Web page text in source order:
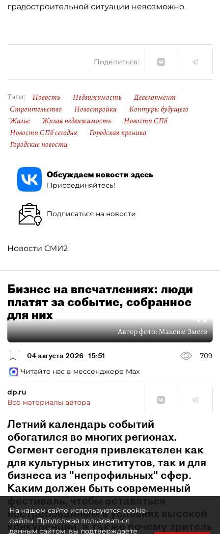
градостроительной ситуации невозможно.
Поделиться:
Тэги: Новость Недвижимость
Девелопмент
Строительство
Новостройки
Контуры будущего
Жилье
Жилая недвижимость
Новости СПб
Новости СПб сегодня
Городская хроника
Городские новости
Обсуждаем новости здесь
Присоединяйтесь!
Подписаться на новости
Новости СМИ2
Бизнес на впечатлениях: люди
платят за событие, собранное
для них
Автор фото:Максим Змеев
04 августа 2026 15:51
709
Читайте нас в мессенджере Max
dp.ru
Все материалы автора
Летний календарь событий
обогатился во многих регионах.
Сегмент сегодня привлекателен как
для культурных институтов, так и для
бизнеса из "непрофильных" сфер.
Каким должен быть современный
фестиваль, чтобы оставаться
востребованным в условиях высокой
конкуренции, а также почему зритель
На нашем сайте используются cookie-
файлы. Продолжая пользоваться
данным сайтом, вы подтверждаете